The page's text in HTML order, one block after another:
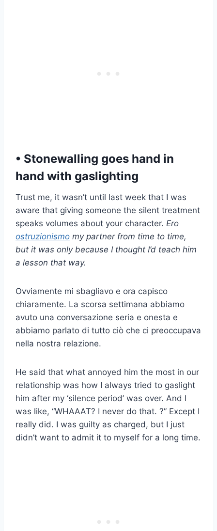
• Stonewalling goes hand in
hand with gaslighting
Trust me, it wasn’t until last week that I was
aware that giving someone the silent treatment
speaks volumes about your character. Ero
ostruzionismo my partner from time to time,
but it was only because I thought I’d teach him
a lesson that way.
Ovviamente mi sbagliavo e ora capisco
chiaramente. La scorsa settimana abbiamo
avuto una conversazione seria e onesta e
abbiamo parlato di tutto ciò che ci preoccupava
nella nostra relazione.
He said that what annoyed him the most in our
relationship was how I always tried to gaslight
him after my ‘silence period’ was over. And I
was like, “WHAAAT? I never do that. ?” Except I
really did. I was guilty as charged, but I just
didn’t want to admit it to myself for a long time.